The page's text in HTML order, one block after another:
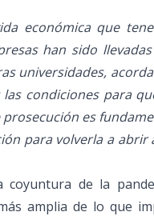
económica que
han sido
universidades,
condiciones para
es
para volverla a abrir
de la
amplia de lo que